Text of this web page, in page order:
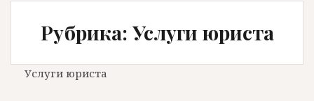
Рубрика: Услуги юриста
Услуги юриста